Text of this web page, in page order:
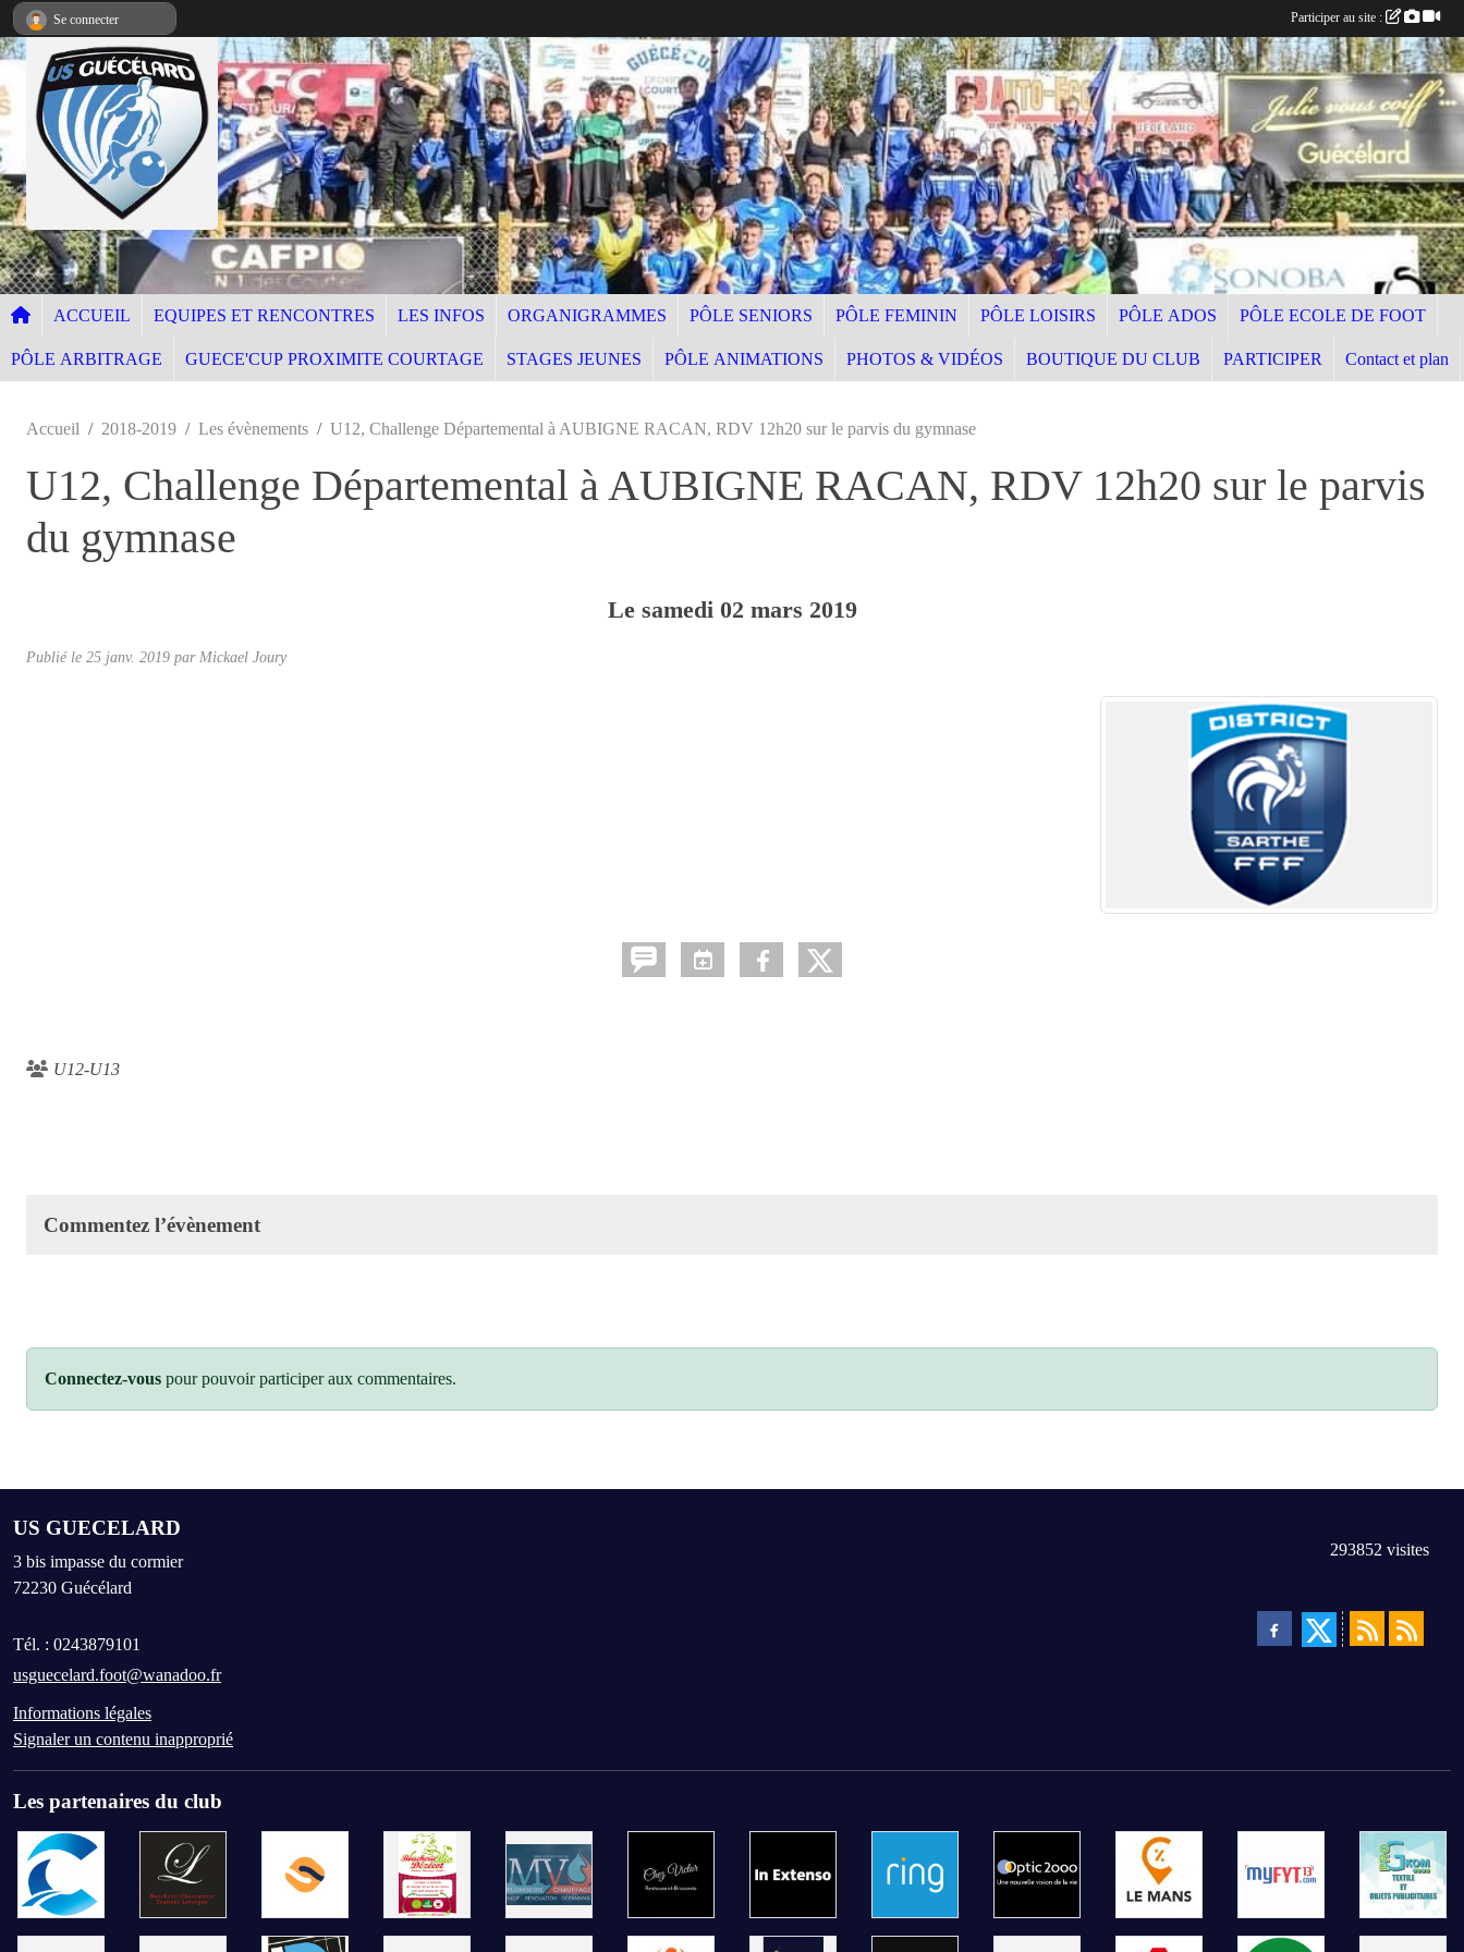
ACCUEIL EQUIPES ET RENCONTRES LES INFOS ORGANIGRAMMES PÔLE SENIORS PÔLE FEMININ PÔLE LOISIRS PÔLE ADOS PÔLE ECOLE DE FOOT
PÔLE ARBITRAGE GUECE'CUP PROXIMITE COURTAGE STAGES JEUNES PÔLE ANIMATIONS PHOTOS & VIDÉOS BOUTIQUE DU CLUB PARTICIPER Contact et plan
Accueil 2018-2019 Les évènements U12, Challenge Départemental à AUBIGNE RACAN, RDV 12h20 sur le parvis du gymnase
U12, Challenge Départemental à AUBIGNE RACAN, RDV 12h20 sur le parvis
du gymnase
Le samedi 02 mars 2019
Publié le 25 janv. 2019 par Mickael Joury
U12-U13
Commentez l’évènement
Connectez-vous pour pouvoir participer aux commentaires.
US GUECELARD
3 bis impasse du cormier
72230 Guécélard
Tél. : 0243879101
usguecelard.foot@wanadoo.fr
Informations légales
Signaler un contenu inapproprié
293852 visites
Les partenaires du club
Se connecter Participer au site :
Panneau de gestion des cookies